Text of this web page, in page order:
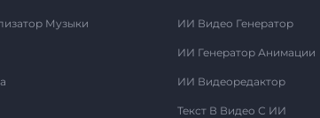
Музыки ИИ Видео Генератор
ИИ Генератор Анимации
ИИ Видеоредактор
Текст В Видео С ИИ